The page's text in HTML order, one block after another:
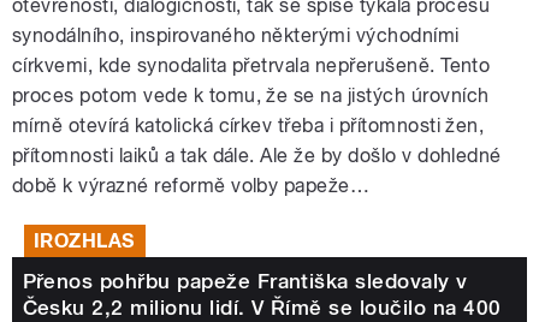
otevřenosti, dialogičnosti, tak se spíše týkala procesu
synodálního, inspirovaného některými východními
církvemi, kde synodalita přetrvala nepřerušeně. Tento
proces potom vede k tomu, že se na jistých úrovních
mírně otevírá katolická církev třeba i přítomnosti žen,
přítomnosti laiků a tak dále. Ale že by došlo v dohledné
době k výrazné reformě volby papeže…
IROZHLAS
Přenos pohřbu papeže Františka sledovaly v
Česku 2,2 milionu lidí. V Římě se loučilo na 400